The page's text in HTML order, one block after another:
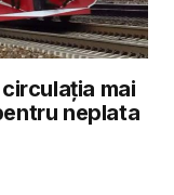
mai
neplata